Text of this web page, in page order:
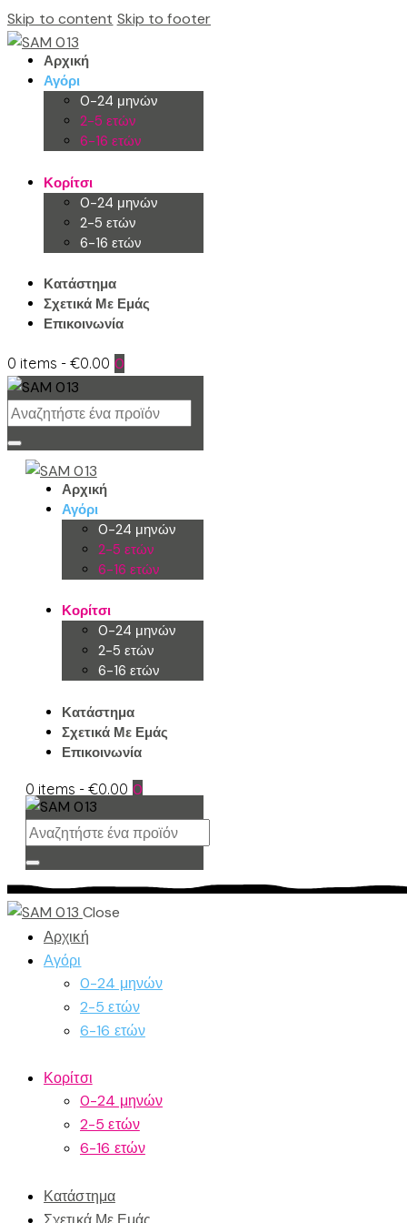
Skip to content Skip to footer
Αρχική
Αγόρι
0-24 μηνών
2-5 ετών
6-16 ετών
Κορίτσι
0-24 μηνών
2-5 ετών
6-16 ετών
Κατάστημα
Σχετικά Με Εμάς
Επικοινωνία
0 items -€0.00 0
Αρχική
Αγόρι
0-24 μηνών
2-5 ετών
6-16 ετών
Κορίτσι
0-24 μηνών
2-5 ετών
6-16 ετών
Κατάστημα
Σχετικά Με Εμάς
Επικοινωνία
0 items -€0.00 0
Close
Αρχική
Αγόρι
0-24 μηνών
2-5 ετών
6-16 ετών
Κορίτσι
0-24 μηνών
2-5 ετών
6-16 ετών
Κατάστημα
Σχετικά Με Εμάς